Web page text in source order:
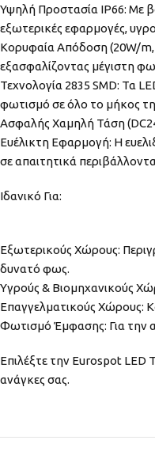
Υψηλή Προστασία IP66: Με
εξωτερικές εφαρμογές,
Κορυφαία Απόδοση (20W/
εξασφαλίζοντας μέγιστη
Τεχνολογία 2835 SMD: Τα
φωτισμό σε όλο το μήκος
Ασφαλής Χαμηλή Τάση
Ευέλικτη Εφαρμογή: Η
σε απαιτητικά
Ιδανικό Για:
Εξωτερικούς Χώρους:
δυνατό φως.
Υγρούς & Βιομηχανικούς
Επαγγελματικούς Χώρους:
Φωτισμό Έμφασης: Για την
Επιλέξτε την Eurospot LED
ανάγκες σας.